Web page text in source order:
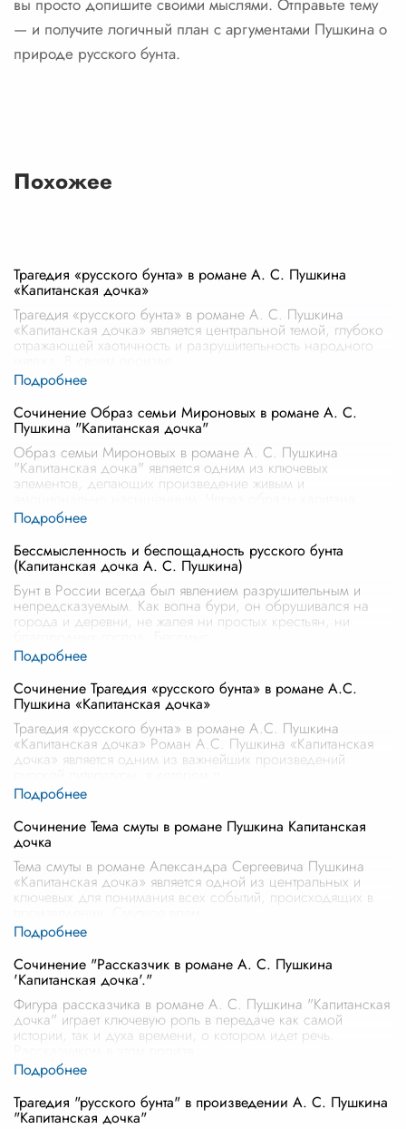
вы просто допишите своими мыслями. Отправьте тему
— и получите логичный план с аргументами Пушкина о
природе русского бунта.
Похожее
Трагедия «русского бунта» в романе А. С. Пушкина
«Капитанская дочка»
Трагедия «русского бунта» в романе А. С. Пушкина
«Капитанская дочка» является центральной темой, глубоко
отражающей хаотичность и разрушительность народного
Сочинение Образ семьи Мироновых в романе А. С.
Пушкина "Капитанская дочка"
Образ семьи Мироновых в романе А. С. Пушкина
"Капитанская дочка" является одним из ключевых
элементов, делающих произведение живым и
Бессмысленность и беспощадность русского бунта
(Капитанская дочка А. С. Пушкина)
Бунт в России всегда был явлением разрушительным и
непредсказуемым. Как волна бури, он обрушивался на
города и деревни, не жалея ни простых крестьян, ни
Сочинение Трагедия «русского бунта» в романе А.С.
Пушкина «Капитанская дочка»
Трагедия «русского бунта» в романе А.С. Пушкина
«Капитанская дочка» Роман А.С. Пушкина «Капитанская
дочка» является одним из важнейших произведений
Сочинение Тема смуты в романе Пушкина Капитанская
дочка
Тема смуты в романе Александра Сергеевича Пушкина
«Капитанская дочка» является одной из центральных и
ключевых для понимания всех событий, происходящих в
Сочинение "Рассказчик в романе А. С. Пушкина
'Капитанская дочка'."
Фигура рассказчика в романе А. С. Пушкина "Капитанская
дочка" играет ключевую роль в передаче как самой
истории, так и духа времени, о котором идет речь.
Трагедия "русского бунта" в произведении А. С. Пушкина
"Капитанская дочка"